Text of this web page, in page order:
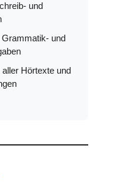
und
und
Hörtexte und